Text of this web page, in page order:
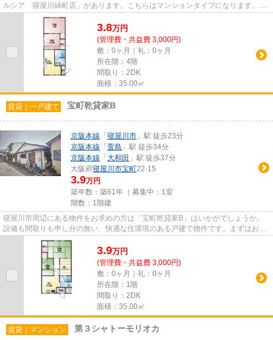
ルシア 寝屋川緑町店」があります。こちらはマンションタイプになります。行
く先に応じて経路を選べる、2...
3.8万円
(管理費・共益費 3,000円)
敷：0ヶ月｜礼：0ヶ月
所在階：4階
間取り：2DK
面積：35.00㎡
賃貸｜一戸建て 宝町乾貸家B
京阪本線 「 寝屋川市 」駅 徒歩23分
京阪本線 「 萱島 」駅 徒歩34分
京阪本線 「 大和田 」駅 徒歩37分
大阪府寝屋川市宝町22-15
3.9万円
築年数：築61年 ｜募集中： 1室
階数：1階建
寝屋川市周辺にある物件をお求めの方は「宝町乾貸家B」はいかがでしょうか。
設備も間取りも申し分の無い、快適な住環境のある戸建て物件です。まずはお客
様のこだわりやご希望をお聞か...
3.9万円
(管理費・共益費 3,000円)
敷：0ヶ月｜礼：0ヶ月
所在階：1階
間取り：2DK
面積：35.00㎡
賃貸｜マンション 第３シャトーモリオカ